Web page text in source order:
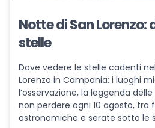
Notte di San Lorenzo:
stelle
Dove vedere le stelle cadenti
Lorenzo in Campania: i luoghi
l’osservazione, la leggenda
non perdere ogni 10 agosto, tra
astronomiche e serate sotto le